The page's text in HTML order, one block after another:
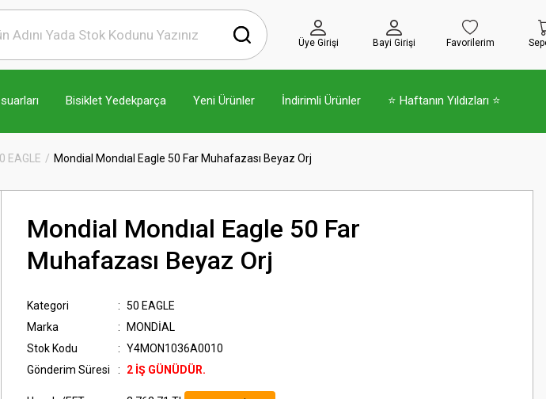
Üye Girişi Bayi Girişi Favorilerim
Bisiklet Yedekparça Yeni Ürünler İndirimli Ürünler ⭐ Haftanın Yıldızları ⭐
EAGLE Mondial Mondıal Eagle 50 Far Muhafazası Beyaz Orj
Mondial Mondıal Eagle 50 Far
Muhafazası Beyaz Orj
Kategori
50 EAGLE
Marka
MONDİAL
Stok Kodu
Y4MON1036A0010
Gönderim Süresi
2 İŞ GÜNÜDÜR.